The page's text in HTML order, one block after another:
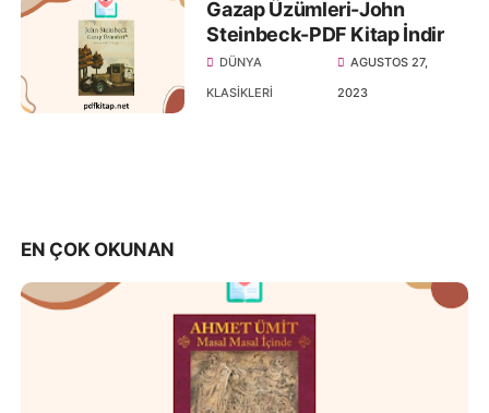
Gazap Üzümleri-John
Steinbeck-PDF Kitap İndir
DÜNYA
KLASIKLERI
AGUSTOS 27,
2023
EN ÇOK OKUNAN